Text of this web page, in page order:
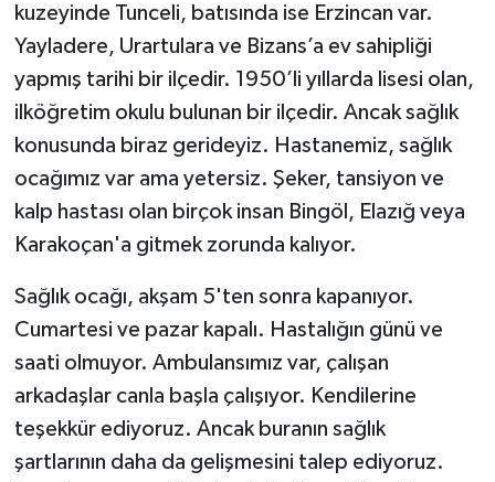
kuzeyinde Tunceli, batısında ise Erzincan var.
Yayladere, Urartulara ve Bizans’a ev sahipliği
yapmış tarihi bir ilçedir. 1950’li yıllarda lisesi olan,
ilköğretim okulu bulunan bir ilçedir. Ancak sağlık
konusunda biraz gerideyiz. Hastanemiz, sağlık
ocağımız var ama yetersiz. Şeker, tansiyon ve
kalp hastası olan birçok insan Bingöl, Elazığ veya
Karakoçan'a gitmek zorunda kalıyor.
Sağlık ocağı, akşam 5'ten sonra kapanıyor.
Cumartesi ve pazar kapalı. Hastalığın günü ve
saati olmuyor. Ambulansımız var, çalışan
arkadaşlar canla başla çalışıyor. Kendilerine
teşekkür ediyoruz. Ancak buranın sağlık
şartlarının daha da gelişmesini talep ediyoruz.